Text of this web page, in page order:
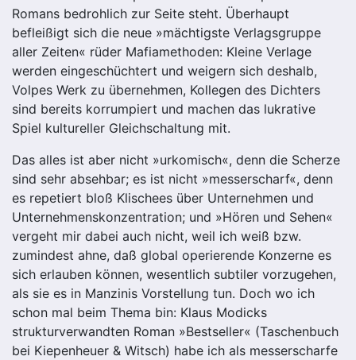
Romans bedrohlich zur Seite steht. Überhaupt
befleißigt sich die neue »mächtigste Verlagsgruppe
aller Zeiten« rüder Mafiamethoden: Kleine Verlage
werden eingeschüchtert und weigern sich deshalb,
Volpes Werk zu übernehmen, Kollegen des Dichters
sind bereits korrumpiert und machen das lukrative
Spiel kultureller Gleichschaltung mit.
Das alles ist aber nicht »urkomisch«, denn die Scherze
sind sehr absehbar; es ist nicht »messerscharf«, denn
es repetiert bloß Klischees über Unternehmen und
Unternehmenskonzentration; und »Hören und Sehen«
vergeht mir dabei auch nicht, weil ich weiß bzw.
zumindest ahne, daß global operierende Konzerne es
sich erlauben können, wesentlich subtiler vorzugehen,
als sie es in Manzinis Vorstellung tun. Doch wo ich
schon mal beim Thema bin: Klaus Modicks
strukturverwandten Roman »Bestseller« (Taschenbuch
bei Kiepenheuer & Witsch) habe ich als messerscharfe